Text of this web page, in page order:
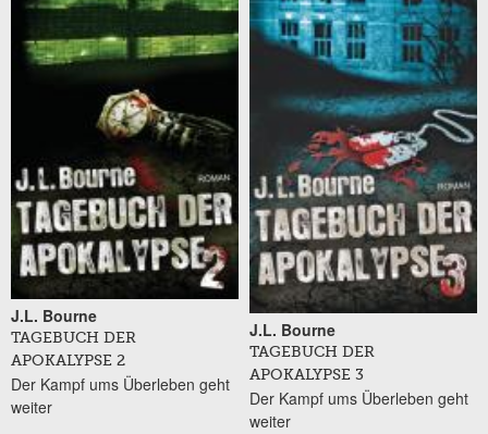
J.L. Bourne
TAGEBUCH DER
APOKALYPSE 2
Der Kampf ums Überleben geht
weiter
J.L. Bourne
TAGEBUCH DER
APOKALYPSE 3
Der Kampf ums Überleben geht
weiter